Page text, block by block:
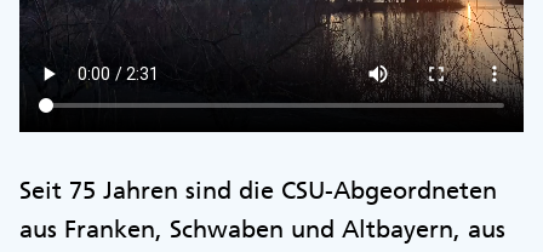
Seit 75 Jahren sind die CSU-Abgeordneten
aus Franken, Schwaben und Altbayern, aus